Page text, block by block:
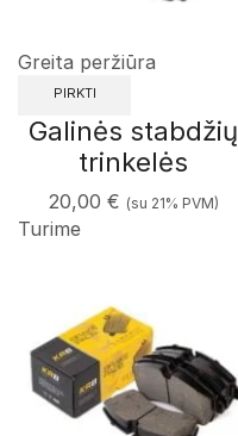
Greita peržiūra
PIRKTI
Galinės stabdžių
trinkelės
20,00 € (su 21% PVM)
Turime